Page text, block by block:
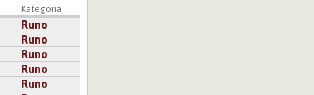
Kategoria
Runo
Runo
Runo
Runo
Runo